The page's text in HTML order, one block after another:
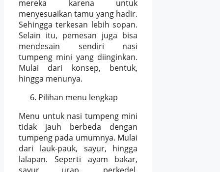
mereka karena untuk
menyesuaikan tamu yang hadir.
Sehingga terkesan lebih sopan.
Selain itu, pemesan juga bisa
mendesain sendiri nasi
tumpeng mini yang diinginkan.
Mulai dari konsep, bentuk,
hingga menunya.
Pilihan menu lengkap
Menu untuk nasi tumpeng mini
tidak jauh berbeda dengan
tumpeng pada umumnya. Mulai
dari lauk-pauk, sayur, hingga
lalapan. Seperti ayam bakar,